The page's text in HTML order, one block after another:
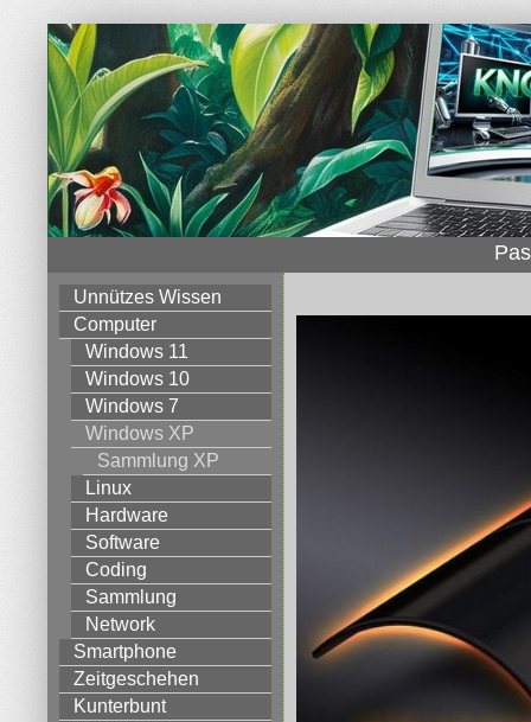
Unnützes Wissen
Computer
Windows 11
Windows 10
Windows 7
Windows XP
Sammlung XP
Linux
Hardware
Software
Coding
Sammlung
Network
Smartphone
Zeitgeschehen
Kunterbunt